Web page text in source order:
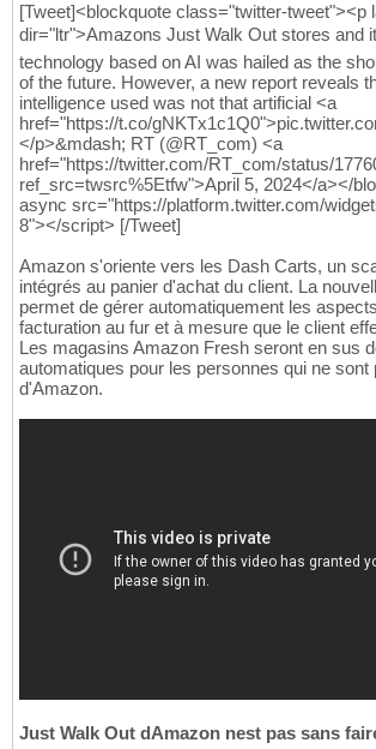
[Tweet]<blockquote class="twitter-tweet"><p
dir="ltr">Amazons Just Walk Out stores and
technology based on AI was hailed as the
of the future. However, a new report reveals
intelligence used was not that artificial <a
href="https://t.co/
</p>&mdash; RT (@RT_com) <a
href="https://twitter.com/RT_com/status/
ref_src=twsrc%5Etfw">April 5, 2024</a></
async src="https://platform.twitter.com/
8"></script> [/Tweet]
Amazon s'oriente vers les Dash Carts, un
intégrés au panier d'achat du client. La
permet de gérer automatiquement les
facturation au fur et à mesure que le client
Les magasins Amazon Fresh seront en sus
automatiques pour les personnes qui ne sont
d'Amazon.
Just Walk Out dAmazon nest pas sans